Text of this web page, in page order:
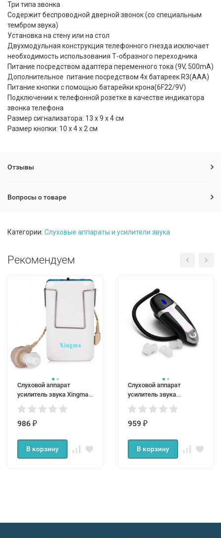
Три типа звонка
Содержит беспроводной дверной звонок (со специальным
тембром звука)
Установка на стену или на стол
Двухмодульная конструкция телефонного гнезда исключает
необходимость использования Т-образного переходника
Питание посредством адаптера переменного тока (9V, 500mA)
Дополнительное питание посредством 4х батареек R3(AAA)
Питание кнопки с помощью батарейки крона(6F22/9V)
Подключении к телефонной розетке в качестве индикатора
звонка телефона
Размер сигнализатора: 13 х 9 х 4 см
Размер кнопки: 10 х 4 х 2 см
Отзывы
Вопросы о товаре
Категории: Слуховые аппараты и усилители звука
Рекомендуем
Слуховой аппарат
усилитель звука Xingma
XM 999Е
986 ₽
В корзину
Слуховой аппарат
усилитель звука
заушный Ear Zoom
959 ₽
В корзину